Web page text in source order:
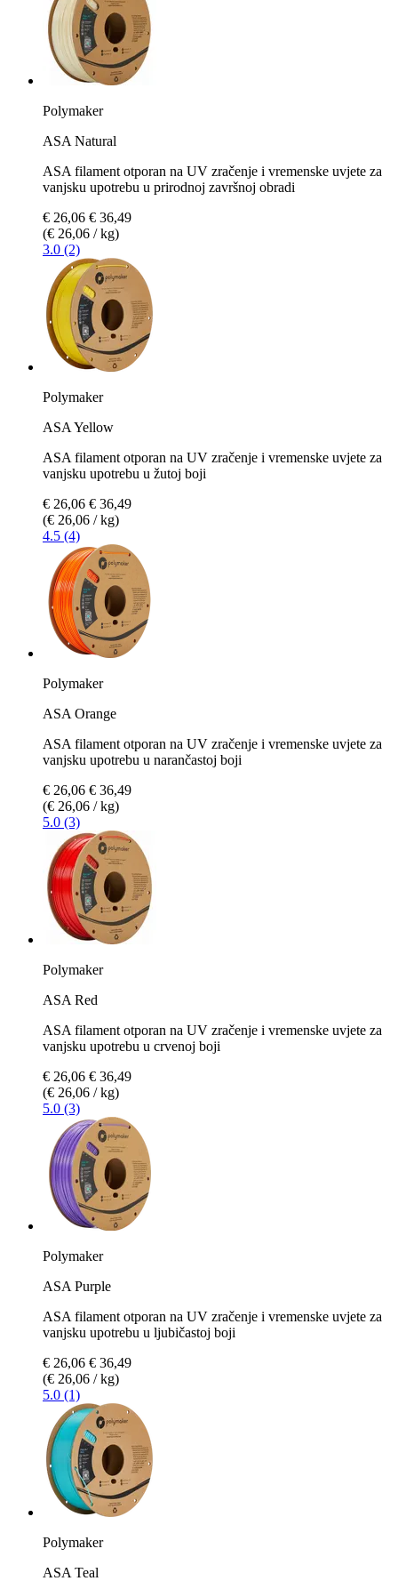
Polymaker
ASA Natural
ASA filament otporan na UV zračenje i vremenske uvjete za
vanjsku upotrebu u prirodnoj završnoj obradi
€ 26,06 € 36,49
(€ 26,06 / kg)
3.0 (2)
Polymaker
ASA Yellow
ASA filament otporan na UV zračenje i vremenske uvjete za
vanjsku upotrebu u žutoj boji
€ 26,06 € 36,49
(€ 26,06 / kg)
4.5 (4)
Polymaker
ASA Orange
ASA filament otporan na UV zračenje i vremenske uvjete za
vanjsku upotrebu u narančastoj boji
€ 26,06 € 36,49
(€ 26,06 / kg)
5.0 (3)
Polymaker
ASA Red
ASA filament otporan na UV zračenje i vremenske uvjete za
vanjsku upotrebu u crvenoj boji
€ 26,06 € 36,49
(€ 26,06 / kg)
5.0 (3)
Polymaker
ASA Purple
ASA filament otporan na UV zračenje i vremenske uvjete za
vanjsku upotrebu u ljubičastoj boji
€ 26,06 € 36,49
(€ 26,06 / kg)
5.0 (1)
Polymaker
ASA Teal